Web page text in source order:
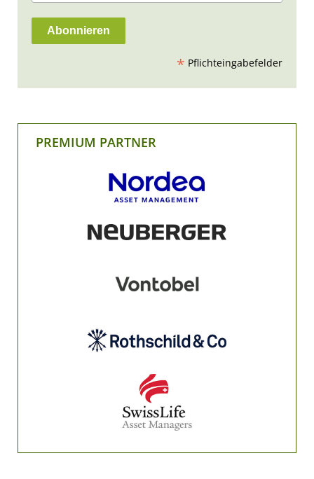
* Pflichteingabefelder
PREMIUM PARTNER